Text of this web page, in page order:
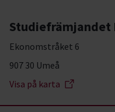
Studiefrämjandet
Ekonomstråket 6
907 30 Umeå
Visa på karta